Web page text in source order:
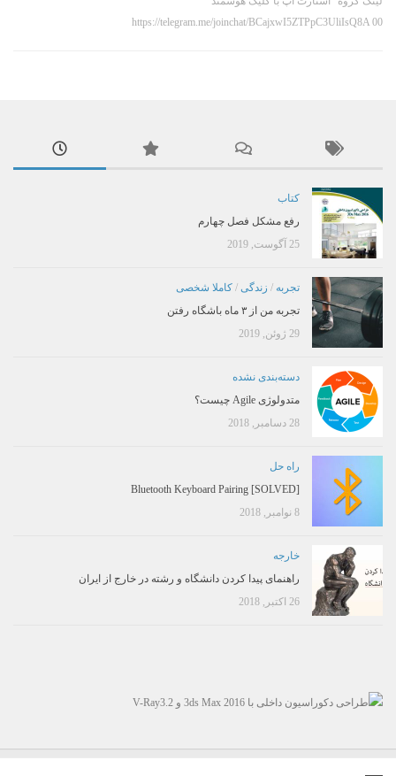
https://telegram.me/joinchat/BCajxwI5ZTPpC3UliIsQ8A 00
کتاب
رفع مشکل فصل چهارم
25 آگوست, 2019
تجربه / زندگی / کاملا شخصی
تجربه من از ۳ ماه باشگاه رفتن
29 ژوئن, 2019
دسته‌بندی نشده
متدولوژی Agile چیست؟
28 دسامبر, 2018
راه حل
[SOLVED] Bluetooth Keyboard Pairing
8 نوامبر, 2018
خارجه
راهنمای پیدا کردن دانشگاه و رشته در خارج از ایران
26 اکتبر, 2018